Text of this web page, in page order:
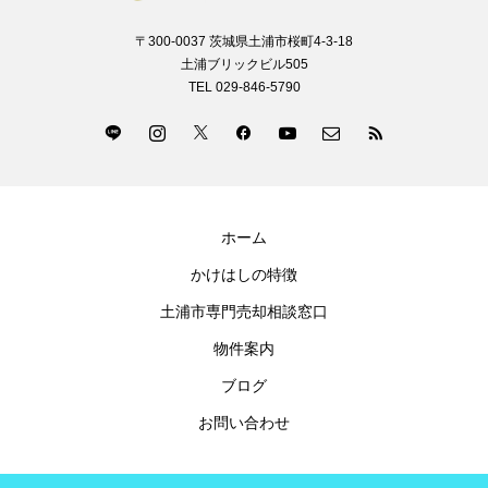
〒300-0037 茨城県土浦市桜町4-3-18
土浦ブリックビル505
TEL 029-846-5790
ホーム
かけはしの特徴
土浦市専門売却相談窓口
物件案内
ブログ
お問い合わせ